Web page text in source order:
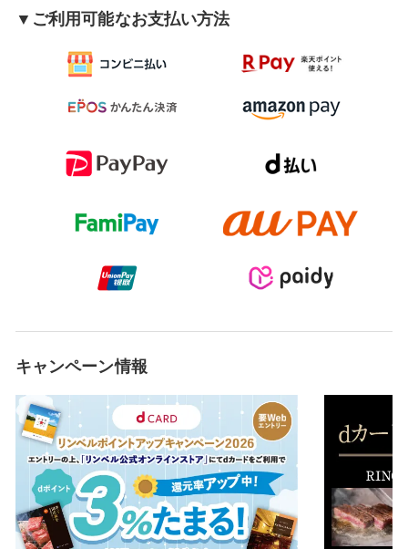
▼ご利用可能なお支払い方法
キャンペーン情報